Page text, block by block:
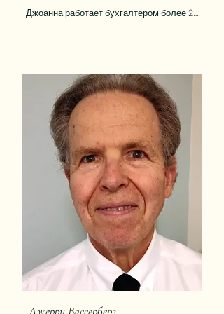
Джоанна работает бухгалтером более 25
помогает женщинам, пережившим
насилие и зависимость. Джоанна любит
Господа и Его возлюбленный еврейский
народ.